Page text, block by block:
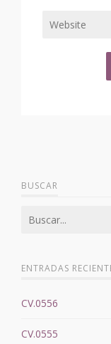
BUSCAR
ENTRADAS
CV.0556
CV.0555